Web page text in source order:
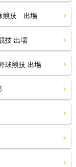
競技 出場
技 出場
球競技 出場